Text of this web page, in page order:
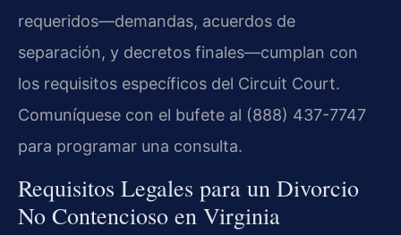
requeridos—demandas, acuerdos de
separación, y decretos finales—cumplan con
los requisitos específicos del Circuit Court.
Comuníquese con el bufete al (888) 437-7747
para programar una consulta.
Requisitos Legales para un Divorcio
No Contencioso en Virginia